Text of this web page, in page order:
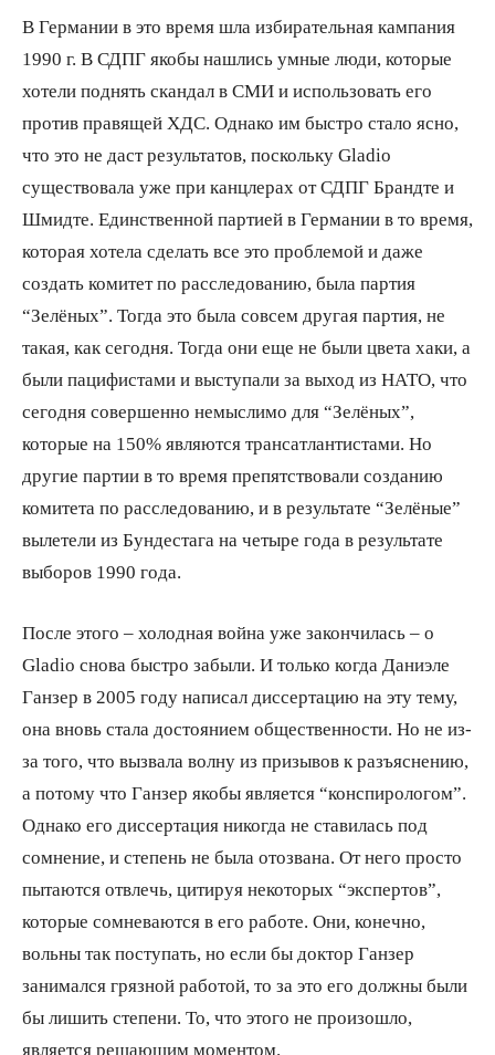
В Германии в это время шла избирательная кампания
1990 г. В СДПГ якобы нашлись умные люди, которые
хотели поднять скандал в СМИ и использовать его
против правящей ХДС. Однако им быстро стало ясно,
что это не даст результатов, поскольку Gladio
существовала уже при канцлерах от СДПГ Брандте и
Шмидте. Единственной партией в Германии в то время,
которая хотела сделать все это проблемой и даже
создать комитет по расследованию, была партия
“Зелёных”. Тогда это была совсем другая партия, не
такая, как сегодня. Тогда они еще не были цвета хаки, а
были пацифистами и выступали за выход из НАТО, что
сегодня совершенно немыслимо для “Зелёных”,
которые на 150% являются трансатлантистами. Но
другие партии в то время препятствовали созданию
комитета по расследованию, и в результате “Зелёные”
вылетели из Бундестага на четыре года в результате
выборов 1990 года.
После этого – холодная война уже закончилась – о
Gladio снова быстро забыли. И только когда Даниэле
Ганзер в 2005 году написал диссертацию на эту тему,
она вновь стала достоянием общественности. Но не из-
за того, что вызвала волну из призывов к разъяснению,
а потому что Ганзер якобы является “конспирологом”.
Однако его диссертация никогда не ставилась под
сомнение, и степень не была отозвана. От него просто
пытаются отвлечь, цитируя некоторых “экспертов”,
которые сомневаются в его работе. Они, конечно,
вольны так поступать, но если бы доктор Ганзер
занимался грязной работой, то за это его должны были
бы лишить степени. То, что этого не произошло,
является решающим моментом.